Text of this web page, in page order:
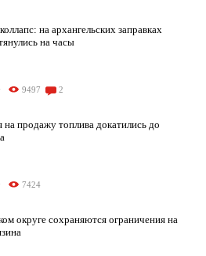
на архангельских заправках
на часы
9497 2
на продажу топлива докатились до
7424
округе сохраняются ограничения на